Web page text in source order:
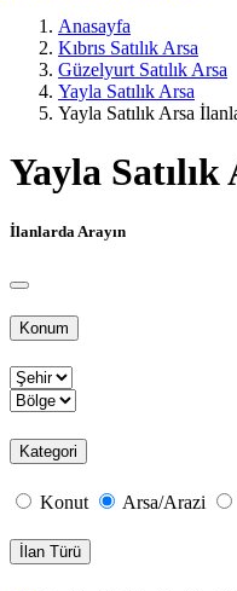
Anasayfa
Kıbrıs Satılık Arsa
Güzelyurt Satılık Arsa
Yayla Satılık Arsa
Yayla Satılık Arsa
Yayla
İlanlarda Arayın
Konum
Kategori
Konut Arsa/Arazi
İlan Türü